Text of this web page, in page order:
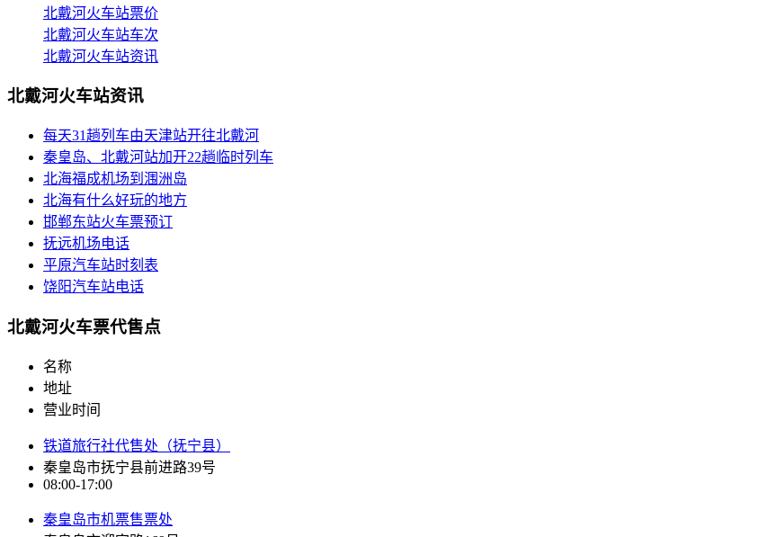
北戴河火车站票价
北戴河火车站车次
北戴河火车站资讯
北戴河火车站资讯
每天31趟列车由天津站开往北戴河
秦皇岛、北戴河站加开22趟临时列车
北海福成机场到涠洲岛
北海有什么好玩的地方
邯郸东站火车票预订
抚远机场电话
平原汽车站时刻表
饶阳汽车站电话
北戴河火车票代售点
名称
地址
营业时间
铁道旅行社代售处（抚宁县）
秦皇岛市抚宁县前进路39号
08:00-17:00
秦皇岛市机票售票处